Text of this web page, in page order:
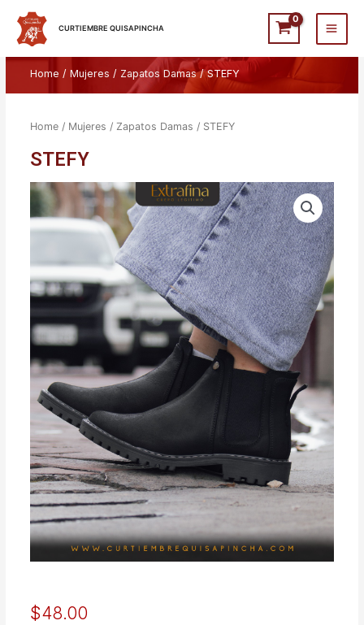
contenido
CURTIEMBRE QUISAPINCHA
Main
Home /Mujeres / Zapatos Damas/ STEFY
Home / Mujeres /Zapatos Damas / STEFY
STEFY
$48.00